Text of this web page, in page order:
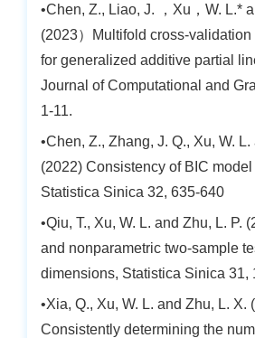
•Chen, Z., Liao, J. ，Xu，W. L.*
(2023）Multifold cross-
for generalized additive partial
Journal of Computational and
1-11.
•Chen, Z., Zhang, J. Q., Xu, W. L.
(2022) Consistency of BIC
Statistica Sinica 32, 635-640
•Qiu, T., Xu, W. L. and Zhu, L. P.
and nonparametric two-sample
dimensions, Statistica Sinica 31,
•Xia, Q., Xu, W. L. and Zhu, L. X.
Consistently determining the